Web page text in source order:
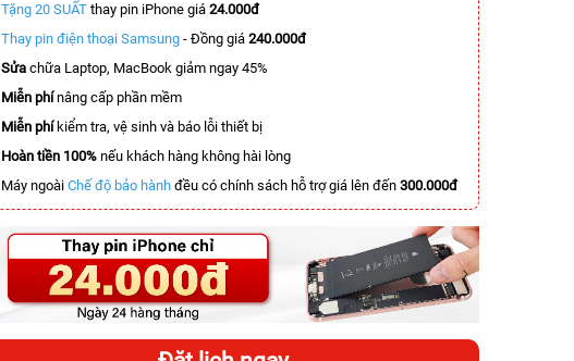
Tặng 20 SUẤT thay pin iPhone giá 24.000đ
Thay pin điện thoại Samsung - Đồng giá 240.000đ
Sửa chữa Laptop, MacBook giảm ngay 45%
Miễn phínâng cấp phần mềm
Miễn phíkiểm tra, vệ sinh và báo lỗi thiết bị
Hoàn tiền 100% nếu khách hàng không hài lòng
Máy ngoài Chế độ bảo hành đều có chính sách hỗ trợ giá lên đến 300.000đ